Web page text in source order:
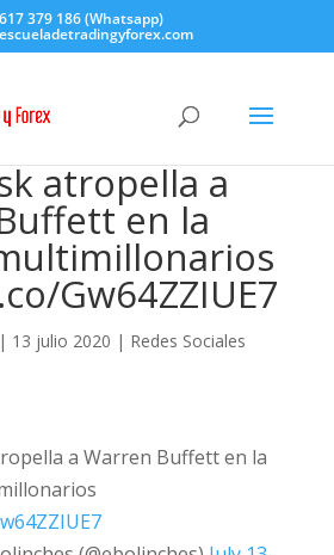
379 186 (Whatsapp)
atropella a
en la
Gw64ZZIUE7
13 julio 2020 | Redes Sociales
a Warren Buffett en la